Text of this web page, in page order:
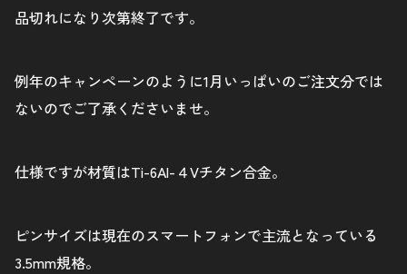
品切れになり次第終了です。
例年のキャンペーンのように1月いっぱいのご注文分では
ないのでご了承くださいませ。
仕様ですが材質はTi-6Al-４Vチタン合金。
ピンサイズは現在のスマートフォンで主流となっている
3.5mm規格。